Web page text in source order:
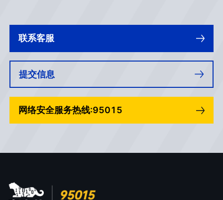
联系客服
提交信息
网络安全服务热线:95015